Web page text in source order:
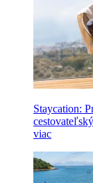
Staycation:
viac